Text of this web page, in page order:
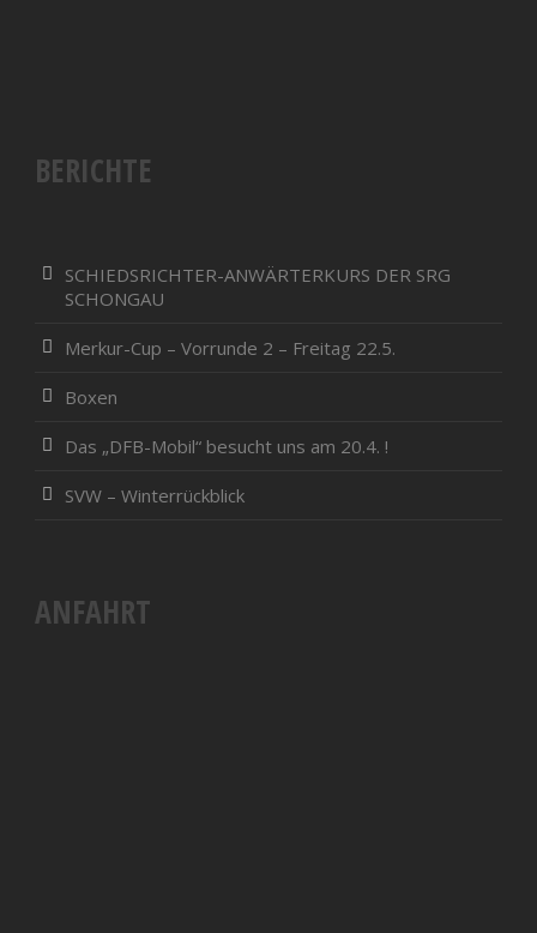
BERICHTE
SCHIEDSRICHTER-ANWÄRTERKURS DER SRG
SCHONGAU
Merkur-Cup – Vorrunde 2 – Freitag 22.5.
Boxen
Das „DFB-Mobil“ besucht uns am 20.4. !
SVW – Winterrückblick
ANFAHRT